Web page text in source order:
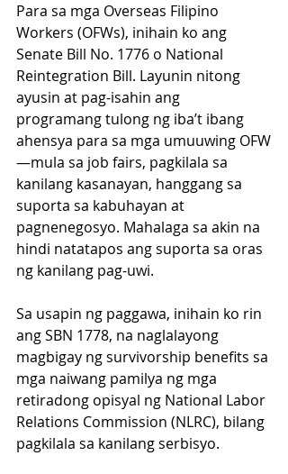
Para sa mga Overseas Filipino
Workers (OFWs), inihain ko ang
Senate Bill No. 1776 o National
Reintegration Bill. Layunin nitong
ayusin at pag-isahin ang
programang tulong ng iba’t ibang
ahensya para sa mga umuuwing OFW
—mula sa job fairs, pagkilala sa
kanilang kasanayan, hanggang sa
suporta sa kabuhayan at
pagnenegosyo. Mahalaga sa akin na
hindi natatapos ang suporta sa oras
ng kanilang pag-uwi.
Sa usapin ng paggawa, inihain ko rin
ang SBN 1778, na naglalayong
magbigay ng survivorship benefits sa
mga naiwang pamilya ng mga
retiradong opisyal ng National Labor
Relations Commission (NLRC), bilang
pagkilala sa kanilang serbisyo.